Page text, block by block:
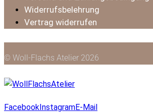
Widerrufsbelehrung
Vertrag widerrufen
© Woll-Flachs Atelier 2026
FacebookInstagramE-Mail